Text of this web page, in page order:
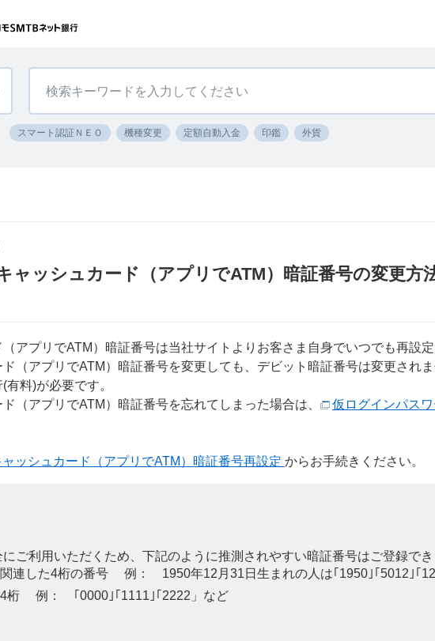
スマート認証ＮＥＯ 機種変更 定額自動入金 印鑑 外貨
ャッシュカード（アプリでATM）暗証番号の変更方
アプリでATM）暗証番号は当社サイトよりお客さま自身でいつでも再設
（アプリでATM）暗証番号を変更しても、デビット暗証番号は変更され
料)が必要です。
（アプリでATM）暗証番号を忘れてしまった場合は、
仮ログインパス
ャッシュカード（アプリでATM）暗証番号再設定 からお手続きください。
ご利用いただくため、下記のように推測されやすい暗証番号はご登録で
連した4桁の番号 例： 1950年12月31日生まれの人は｢1950｣｢5012｣｢
4桁 例： ｢0000｣｢1111｣｢2222」など